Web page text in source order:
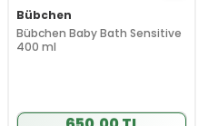
Bübchen
Bübchen Baby Bath Sensitive
400 ml